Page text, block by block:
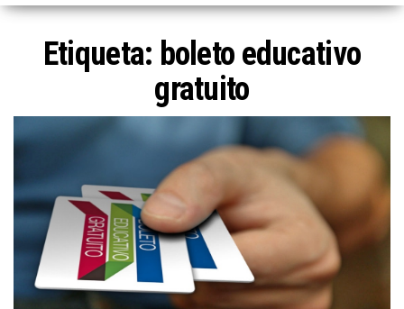
Etiqueta: boleto educativo
gratuito